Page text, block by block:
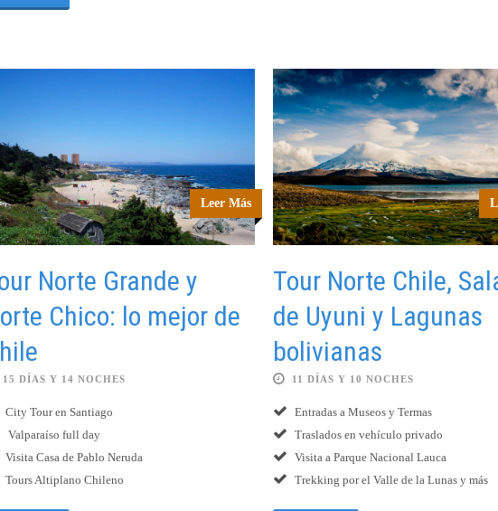
Leer Más
Norte Grande y
Chico: lo mejor de
15 DÍAS Y 14 NOCHES
City Tour en Santiago
Valparaíso full day
Visita Casa de Pablo Neruda
Tours Altiplano Chileno
Tour Norte Chile,
de Uyuni y Lagunas
bolivianas
11 DÍAS Y 10 NOCHES
Entradas a Museos y Termas
Traslados en vehículo privado
Visita a Parque Nacional Lauca
Trekking por el Valle de la Lunas y más